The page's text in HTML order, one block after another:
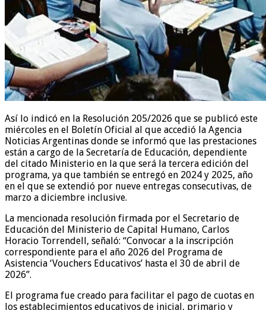
Así lo indicó en la Resolución 205/2026 que se publicó este
miércoles en el Boletín Oficial al que accedió la Agencia
Noticias Argentinas donde se informó que las prestaciones
están a cargo de la Secretaría de Educación, dependiente
del citado Ministerio en la que será la tercera edición del
programa, ya que también se entregó en 2024 y 2025, año
en el que se extendió por nueve entregas consecutivas, de
marzo a diciembre inclusive.
La mencionada resolución firmada por el Secretario de
Educación del Ministerio de Capital Humano, Carlos
Horacio Torrendell, señaló: “Convocar a la inscripción
correspondiente para el año 2026 del Programa de
Asistencia ‘Vouchers Educativos’ hasta el 30 de abril de
2026”.
El programa fue creado para facilitar el pago de cuotas en
los establecimientos educativos de inicial, primario y